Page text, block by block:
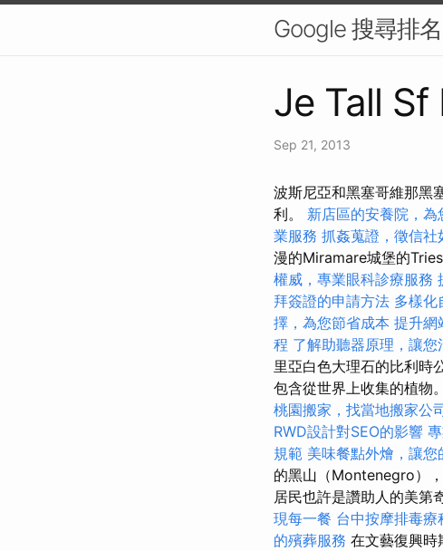
Google 搜尋排
Je Tall
Sep 21, 2013
波斯尼亞和黑塞哥維那黑
利。 新店區的安養院，為
業服務 抓姦蒐證，徵信社
漫的Miramare城堡的
權威，專業眼科診療服務
拜簽證的申請方法 多樣化
擇，為您節省成本 提升網
程 了解助聽器原理，讓
里亞白色大理石的比利時
包含從世界上收集的植物。
桃園搬家，找當地搬家公
RWD設計對SEO的影響
規範 美味餐點外燴，讓
的黑山（Montenegro）
居民也許是讚助人的美第
現每一餐 台中按摩排毒療
的殯葬服務 在文藝復興時